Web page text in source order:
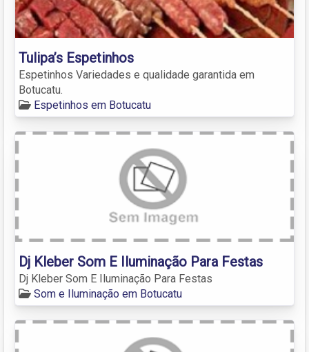
Tulipa’s Espetinhos
Espetinhos Variedades e qualidade garantida em
Botucatu.
Espetinhos em Botucatu
Dj Kleber Som E Iluminação Para Festas
Dj Kleber Som E Iluminação Para Festas
Som e Iluminação em Botucatu